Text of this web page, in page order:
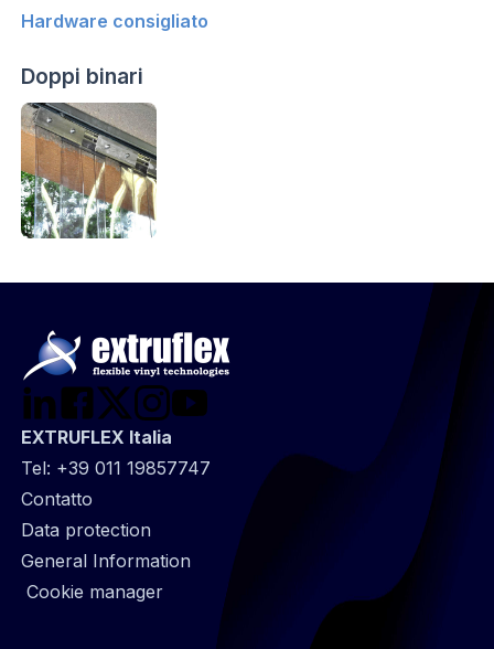
Hardware consigliato
Doppi binari
EXTRUFLEX Italia
Tel: +39 011 19857747
@
Footer
infos
Contatto
Data protection
General Information
Cookie manager